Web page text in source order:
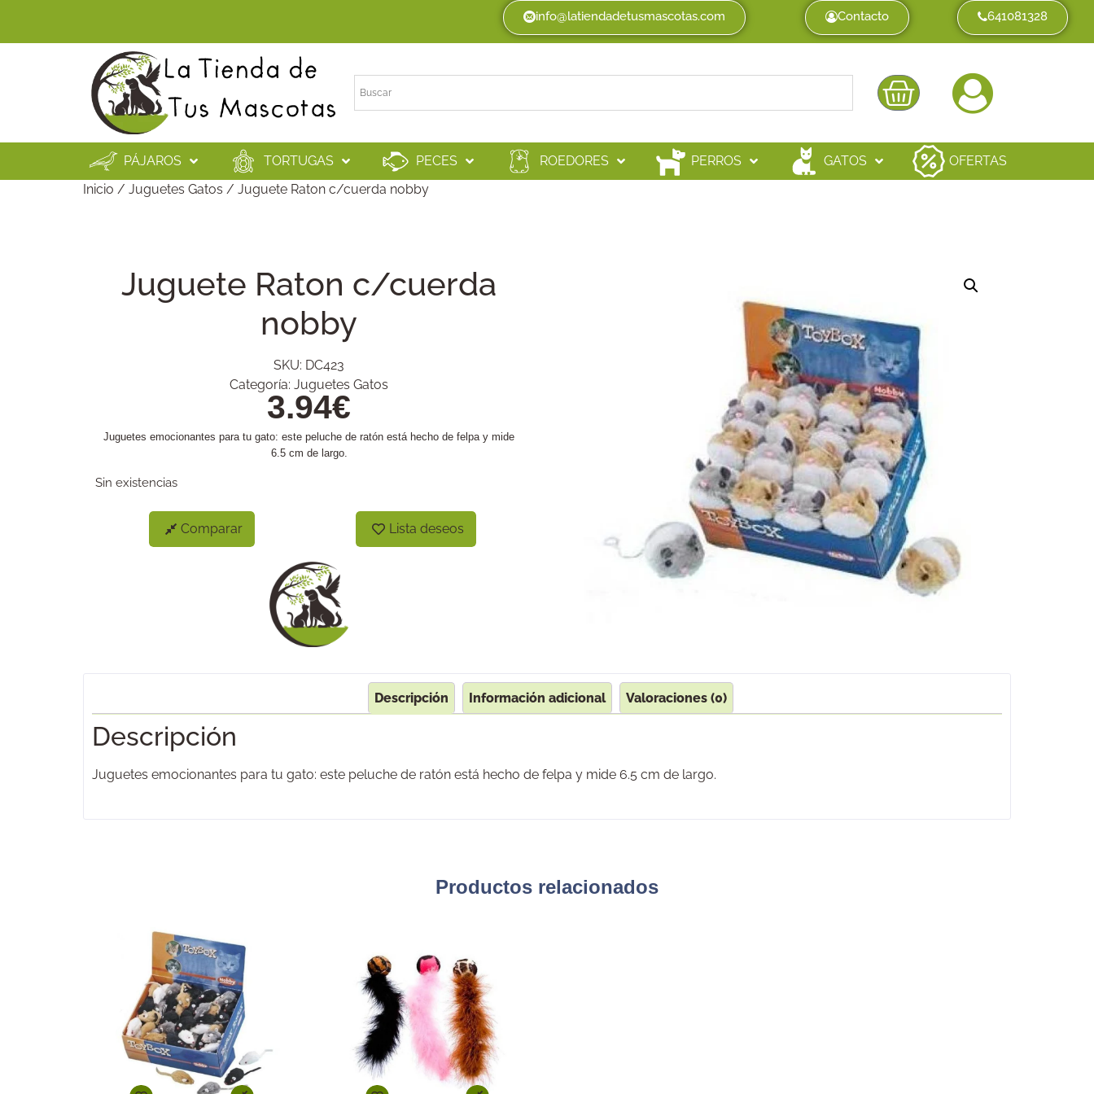
info@latiendadetusmascotas.com Contacto 641081328
PÁJAROS TORTUGAS PECES ROEDORES PERROS GATOS
OFERTAS
Inicio / Juguetes Gatos / Juguete Raton c/cuerda nobby
Juguete Raton c/cuerda
nobby
SKU: DC423
Categoría: Juguetes Gatos
3.94€
Juguetes emocionantes para tu gato: este peluche de ratón está hecho de felpa y mide
6.5 cm de largo.
Sin existencias
Comparar Lista deseos
Descripción Información adicional Valoraciones (0)
Descripción
Juguetes emocionantes para tu gato: este peluche de ratón está hecho de felpa y mide 6.5 cm de largo.
Productos relacionados